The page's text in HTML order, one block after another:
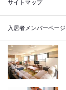
サイトマップ
入居者メンバーページ